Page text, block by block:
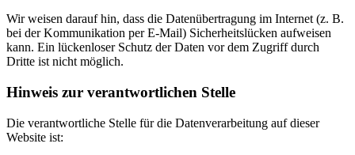
Wir weisen darauf hin, dass die Datenübertragung im Internet (z. B.
bei der Kommunikation per E-Mail) Sicherheitslücken aufweisen
kann. Ein lückenloser Schutz der Daten vor dem Zugriff durch
Dritte ist nicht möglich.
Hinweis zur verantwortlichen Stelle
Die verantwortliche Stelle für die Datenverarbeitung auf dieser
Website ist: